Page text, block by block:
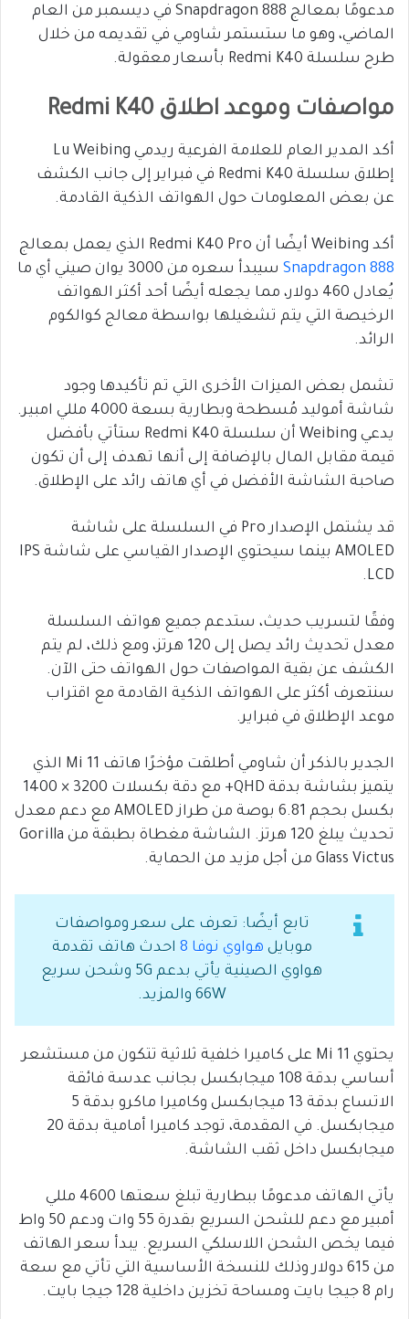
مدعومًا بمعالج Snapdragon 888 في ديسمبر من العام
الماضي، وهو ما ستستمر شاومي في تقديمه من خلال
طرح سلسلة Redmi K40 بأسعار معقولة.
مواصفات وموعد اطلاق Redmi K40
أكد المدير العام للعلامة الفرعية ريدمي Lu Weibing
إطلاق سلسلة Redmi K40 في فبراير إلى جانب الكشف
عن بعض المعلومات حول الهواتف الذكية القادمة.
أكد Weibing أيضًا أن Redmi K40 Pro الذي يعمل بمعالج
Snapdragon 888
سيبدأ سعره من 3000 يوان صيني أي ما
يُعادل 460 دولار، مما يجعله أيضًا أحد أكثر الهواتف
الرخيصة التي يتم تشغيلها بواسطة معالج كوالكوم
الرائد.
تشمل بعض الميزات الأخرى التي تم تأكيدها وجود
شاشة أموليد مُسطحة وبطارية بسعة 4000 مللي امبير.
يدعي Weibing أن سلسلة Redmi K40 ستأتي بأفضل
قيمة مقابل المال بالإضافة إلى أنها تهدف إلى أن تكون
صاحبة الشاشة الأفضل في أي هاتف رائد على الإطلاق.
قد يشتمل الإصدار Pro في السلسلة على شاشة
AMOLED بينما سيحتوي الإصدار القياسي على شاشة IPS
LCD.
وفقًا لتسريب حديث، ستدعم جميع هواتف السلسلة
معدل تحديث رائد يصل إلى 120 هرتز، ومع ذلك، لم يتم
الكشف عن بقية المواصفات حول الهواتف حتى الآن.
سنتعرف أكثر على الهواتف الذكية القادمة مع اقتراب
موعد الإطلاق في فبراير.
الجدير بالذكر أن شاومي أطلقت مؤخرًا هاتف Mi 11 الذي
يتميز بشاشة بدقة QHD+ مع دقة بكسلات 3200 × 1400
بكسل بحجم 6.81 بوصة من طراز AMOLED مع دعم معدل
تحديث يبلغ 120 هرتز. الشاشة مغطاة بطبقة من Gorilla
Glass Victus من أجل مزيد من الحماية.
تابع أيضًا: تعرف على سعر ومواصفات
موبايل هواوي نوفا 8
احدث هاتف تقدمة
هواوي الصينية يأتي بدعم 5G وشحن سريع
66W والمزيد.
يحتوي Mi 11 على كاميرا خلفية ثلاثية تتكون من مستشعر
أساسي بدقة 108 ميجابكسل بجانب عدسة فائقة
الاتساع بدقة 13 ميجابكسل وكاميرا ماكرو بدقة 5
ميجابكسل. في المقدمة، توجد كاميرا أمامية بدقة 20
ميجابكسل داخل ثقب الشاشة.
يأتي الهاتف مدعومًا ببطارية تبلغ سعتها 4600 مللي
أمبير مع دعم للشحن السريع بقدرة 55 وات ودعم 50 واط
فيما يخص الشحن اللاسلكي السريع. يبدأ سعر الهاتف
من 615 دولار وذلك للنسخة الأساسية التي تأتي مع سعة
رام 8 جيجا بايت ومساحة تخزين داخلية 128 جيجا بايت.